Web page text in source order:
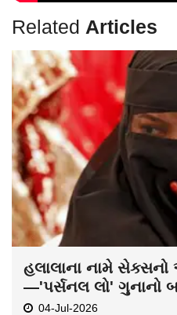
Related Articles
હલાલાના નામે સેક્સનો
—'પર્સનલ લો' ગુનાનો
04-Jul-2026